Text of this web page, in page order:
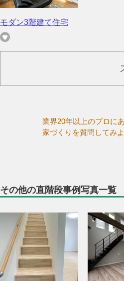
モダン3階建て住宅
業界20年以上のプロに
家づくりを質問してみよ
その他の直階段事例写真一覧